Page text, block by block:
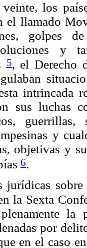
veinte, los
el llamado
golpes
y
5, el Derecho
intrincada
sus luchas
guerrillas,
y
objetivas y
6.
jurídicas
la Sexta
la
por
en el caso